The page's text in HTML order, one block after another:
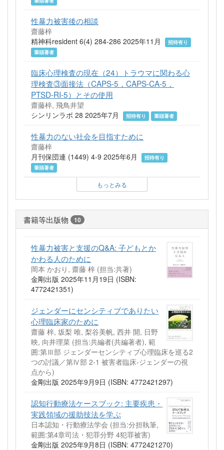
性暴力被害後の相談
齋藤梓
精神科resident 6(4) 284-286 2025年11月
招待有り
筆頭著者
臨床心理検査の現在（24）トラウマに関わる心
理検査③面接法（CAPS-5，CAPS-CA-5，
PTSD-RI-5）とその使用
齋藤梓, 飛鳥井望
シンリンラボ 28 2025年7月
招待有り 筆頭著者
性暴力のない社会を目指すために
齋藤梓
月刊保団連 (1449) 4-9 2025年6月
招待有り
筆頭著者
もっとみる
書籍等出版物 10
性暴力被害と支援のQ&A: 子どもとか
かわる人のために
岡本 かおり, 齋藤 梓 (担当:共著)
金剛出版 2025年11月19日 (ISBN:
4772421351)
ジェンダーにセンシティブでありたい
心理臨床家のために
齋藤 梓, 坂梨 唯, 梨谷美帆, 西井 開, 日野
映, 向井理菜 (担当:共編者(共編著者), 範
囲:第Ⅲ部 ジェンダーセンシティブ心理臨床を巡る2
つの討議／第Ⅳ部 2-1 被害者臨床‐ジェンダーの視
点から)
金剛出版 2025年9月9日 (ISBN: 4772421297)
認知行動療法ケースブック: 主要疾患・
実践領域の援助技法を学ぶ
日本認知・行動療法学会 (担当:分担執筆,
範囲:第4章司法・犯罪分野 4犯罪被害)
金剛出版 2025年9月8日 (ISBN: 4772421270)